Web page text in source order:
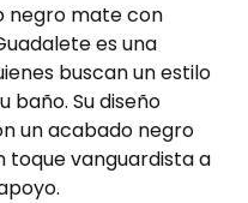
negro mate con
es una
buscan un estilo
baño. Su diseño
un acabado negro
vanguardista a